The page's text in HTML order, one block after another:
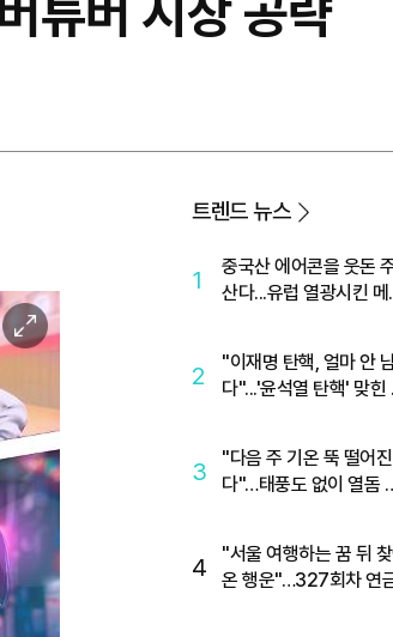
튜버 시장 공략
이
미
지
확
대
트렌드 뉴스
1
중국산 에어콘을 웃돈
산다...유럽 열광시킨 메
2
"이재명 탄핵, 얼마 안
다"...'윤석열 탄핵' 맞힌
3
"다음 주 기온 뚝 떨어진
다"…태풍도 없이 열돔
4
"서울 여행하는 꿈 뒤
온 행운"…327회차 연